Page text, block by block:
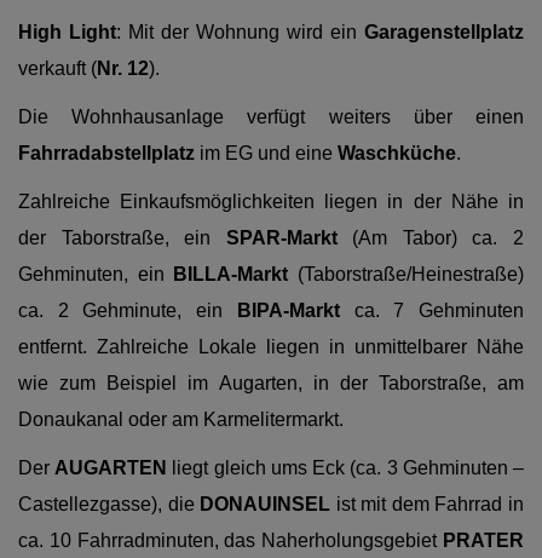
High Light: Mit der Wohnung wird ein Garagenstellplatz
verkauft (Nr. 12).
Die Wohnhausanlage verfügt weiters über einen
Fahrradabstellplatz im EG und eine Waschküche.
Zahlreiche Einkaufsmöglichkeiten liegen in der Nähe in
der Taborstraße, ein SPAR-Markt(Am Tabor) ca. 2
Gehminuten, ein
BILLA-Markt (Taborstraße/Heinestraße)
ca. 2 Gehminute, ein
BIPA-Markt ca. 7 Gehminuten
entfernt. Zahlreiche Lokale liegen in unmittelbarer Nähe
wie zum Beispiel im Augarten, in der Taborstraße, am
Donaukanal oder am Karmelitermarkt.
Der AUGARTEN
liegt gleich ums Eck (ca. 3 Gehminuten –
Castellezgasse), die DONAUINSEL ist mit dem Fahrrad in
ca. 10 Fahrradminuten, das Naherholungsgebiet PRATER